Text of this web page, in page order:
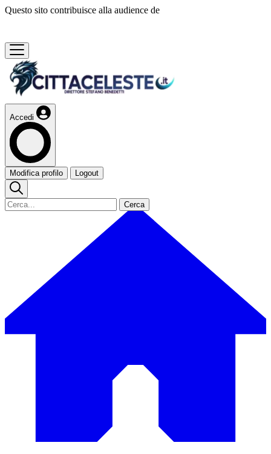
Questo sito contribuisce alla audience de
Accedi
Modifica profilo Logout
Cerca